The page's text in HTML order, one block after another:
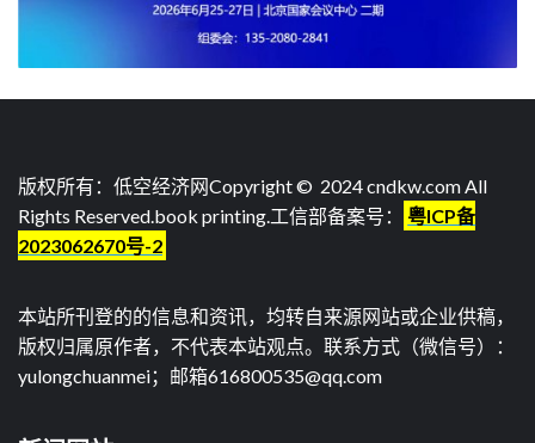
版权所有：低空经济网Copyright © 2024 cndkw.com All
Rights Reserved. book printing .工信部备案号：
粤ICP备
2023062670号-2
本站所刊登的的信息和资讯，均转自来源网站或企业供稿，
版权归属原作者，不代表本站观点。联系方式（微信号）：
yulongchuanmei；邮箱616800535@qq.com